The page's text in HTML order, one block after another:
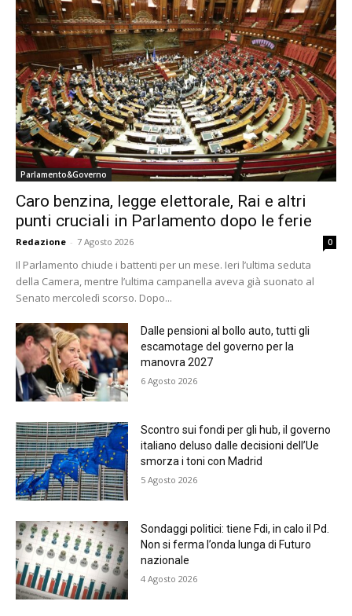
Parlamento&Governo
Caro benzina, legge elettorale, Rai e altri
punti cruciali in Parlamento dopo le ferie
Redazione - 7 Agosto 2026 0
Il Parlamento chiude i battenti per un mese. Ieri l’ultima seduta
della Camera, mentre l’ultima campanella aveva già suonato al
Senato mercoledì scorso. Dopo...
Dalle pensioni al bollo auto, tutti gli
escamotage del governo per la
manovra 2027
6 Agosto 2026
Scontro sui fondi per gli hub, il governo
italiano deluso dalle decisioni dell’Ue
smorza i toni con Madrid
5 Agosto 2026
Sondaggi politici: tiene Fdi, in calo il Pd.
Non si ferma l’onda lunga di Futuro
nazionale
4 Agosto 2026